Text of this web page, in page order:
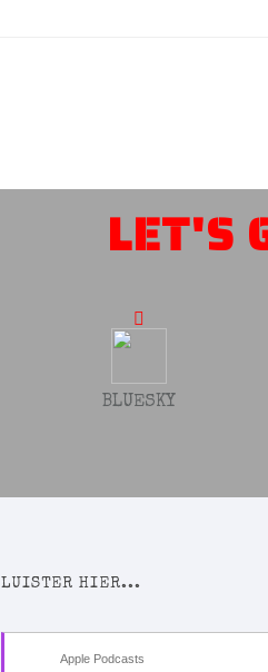
LET'S
BLUESKY
LUISTER HIER...
Apple Podcasts